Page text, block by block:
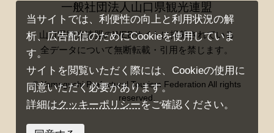
一般社団法人山口県観光連盟
山口県観光連盟のWEBサイトに掲載されている
全データについて無断転載・引用を禁じます。
© Yamaguchi Prefectural Tourism Federation All rights
reserved.
当サイトでは、利便性の向上と利用状況の解
析、広告配信のためにCookieを使用していま
す。
サイトを閲覧いただく際には、Cookieの使用に
同意いただく必要があります。
詳細はクッキーポリシーをご確認ください。